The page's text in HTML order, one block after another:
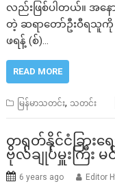
လည်းဖြစ်ပါတယ်။ အနေ
တဲ့ ဆရာတော်ဦးဝီရသူကို
ဖရန့် (စ်)…
READ MORE
မြန်မာသတင်း, သတင်း
တရုတ်နိုင်ငံခြားရေ
ဗိုလ်ချုပ်မှူးကြီး
6 years ago Editor